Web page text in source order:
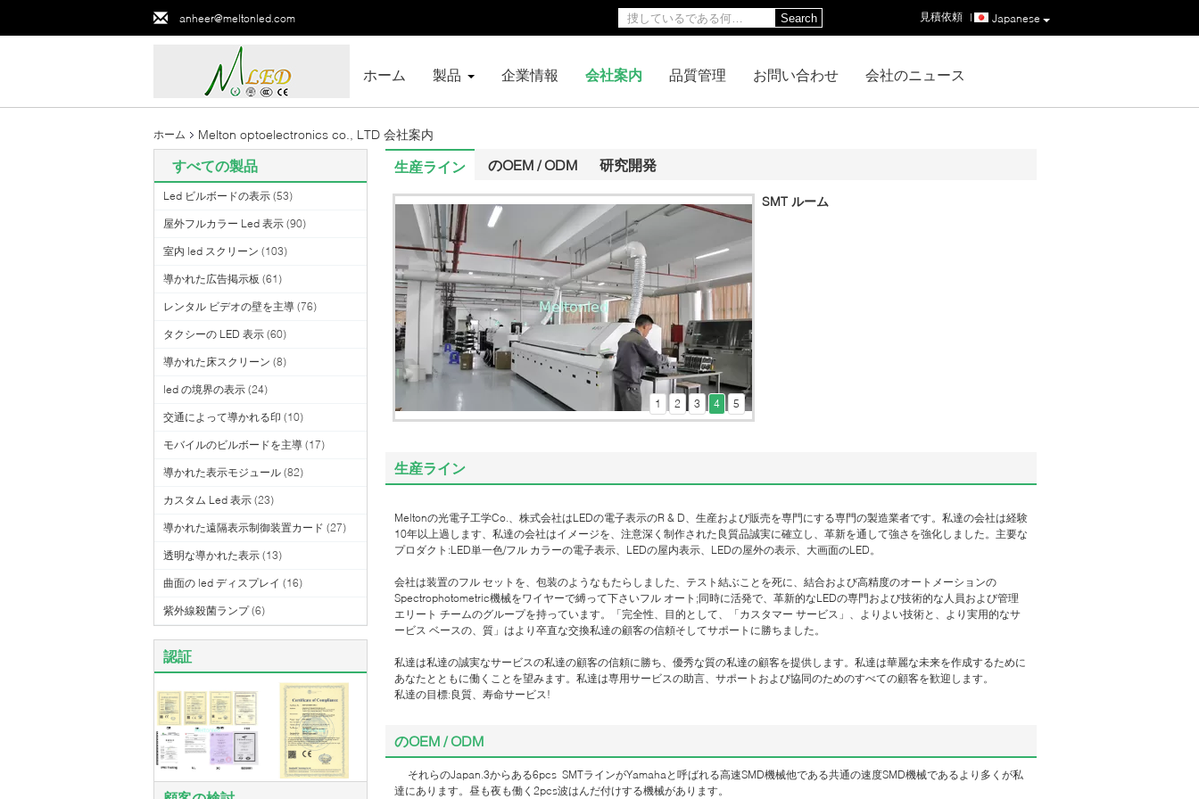
anheer@meltonled.com Japanese
見積依頼 |
Search
ホーム 製品 企業情報 会社案内 品質管理 お問い合わせ 会社のニュース
ホーム Melton optoelectronics co., LTD 会社案内
すべての製品
Led ビルボードの表示 (53)
屋外フルカラー Led 表示 (90)
室内 led スクリーン (103)
導かれた広告掲示板 (61)
レンタル ビデオの壁を主導 (76)
タクシーの LED 表示 (60)
導かれた床スクリーン (8)
led の境界の表示 (24)
交通によって導かれる印 (10)
モバイルのビルボードを主導 (17)
導かれた表示モジュール (82)
カスタム Led 表示 (23)
導かれた遠隔表示制御装置カード (27)
透明な導かれた表示 (13)
曲面の led ディスプレイ (16)
紫外線殺菌ランプ (6)
認証
生産ライン のOEM / ODM 研究開発
1 2 3 4
5
SMT ルーム
SMT ルーム
SMT ルーム
生産ライン
Meltonの光電子工学Co.、株式会社はLEDの電子表示のR & D、生産および販売を専門にする専門の製造業者です。私達の会社は経験
10年以上過します、私達の会社はイメージを、注意深く制作された良質品誠実に確立し、革新を通して強さを強化しました。主要な
プロダクト:LED単一色/フル カラーの電子表示、LEDの屋内表示、LEDの屋外の表示、大画面のLED。
会社は装置のフル セットを、包装のようなもたらしました、テスト結ぶことを死に、結合および高精度のオートメーションの
Spectrophotometric機械をワイヤーで縛って下さいフル オート;同時に活発で、革新的なLEDの専門および技術的な人員および管理
エリート チームのグループを持っています。「完全性、目的として、「カスタマー サービス」、よりよい技術と、より実用的なサ
ービス ベースの、質」はより卒直な交換私達の顧客の信頼そしてサポートに勝ちました。
私達は私達の誠実なサービスの私達の顧客の信頼に勝ち、優秀な質の私達の顧客を提供します。私達は華麗な未来を作成するために
あなたとともに働くことを望みます。私達は専用サービスの助言、サポートおよび協同のためのすべての顧客を歓迎します。
私達の目標:良質、寿命サービス!
のOEM / ODM
それらのJapan.3からある6pcs SMTラインがYamahaと呼ばれる高速SMD機械他である共通の速度SMD機械であるより多くが私
達にあります。 昼も夜も働く 2pcs波はんだ付けする機械があります。